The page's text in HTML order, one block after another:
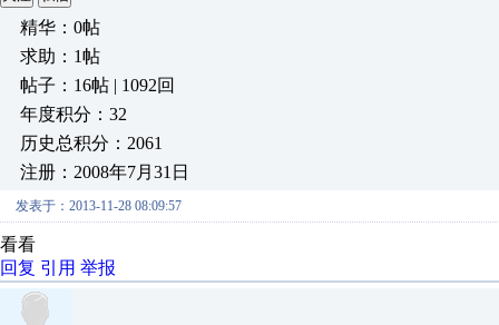
精华：0帖
求助：1帖
帖子：16帖 | 1092回
年度积分：32
历史总积分：2061
注册：2008年7月31日
发表于：2013-11-28 08:09:57
看看
回复 引用 举报